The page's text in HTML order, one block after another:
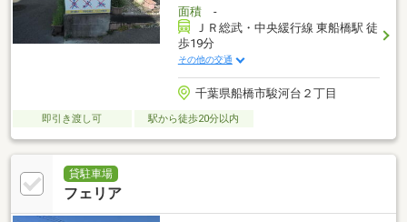
面積-
ＪＲ総武・中央緩行線 東船橋駅 徒
歩19分
その他の交通
千葉県船橋市駿河台２丁目
即引き渡し可 駅から徒歩20分以内
貸駐車場
フェリア